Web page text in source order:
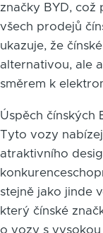
značky BYD, což
všech prodejů
ukazuje, že
alternativou, ale
směrem k
Úspěch čínských
Tyto vozy
atraktivního
stejně jako jinde
který čínské
o vozy s